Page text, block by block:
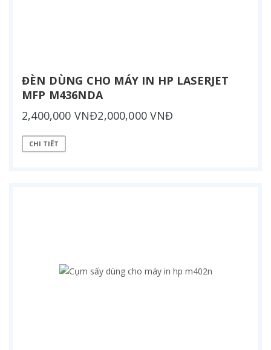
ĐÈN DÙNG CHO MÁY IN HP LASERJET
MFP M436NDA
2,400,000 VNĐ2,000,000 VNĐ
CHI TIẾT